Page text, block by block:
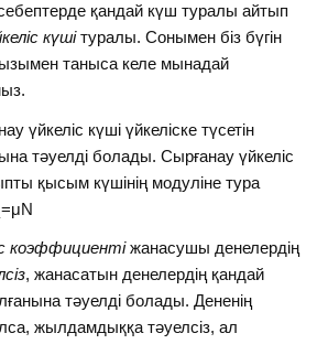
қандай күш туралы айтып
күшітуралы. Сонымен біз бүгін
таныса келе мынадай
үйкеліс күші үйкеліске түсетін
тәуелді болады. Сырғанау үйкеліс
қысым күшінің модуліне тура
=μN
коэффициентіжанасушы денелердің
, жанасатын денелердің қандай
тәуелді болады. Дененің
жылдамдыққа тәуелсіз, ал